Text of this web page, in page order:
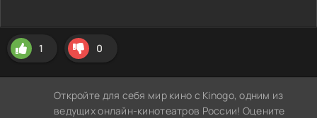
1 0
Откройте для себя мир кино с Kinogo, одним из
ведущих онлайн-кинотеатров России! Оцените